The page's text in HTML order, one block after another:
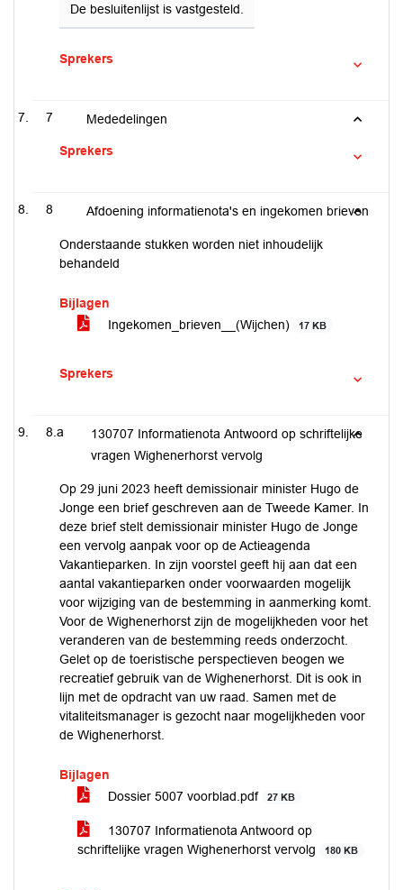
De besluitenlijst is vastgesteld.
Sprekers
7 Mededelingen
Sprekers
8 Afdoening informatienota's en ingekomen brieven
Onderstaande stukken worden niet inhoudelijk
behandeld
Bijlagen
Ingekomen_brieven__(Wijchen)
17 KB
Sprekers
8.a
130707 Informatienota Antwoord op schriftelijke
vragen Wighenerhorst vervolg
Op 29 juni 2023 heeft demissionair minister Hugo de
Jonge een brief geschreven aan de Tweede Kamer. In
deze brief stelt demissionair minister Hugo de Jonge
een vervolg aanpak voor op de Actieagenda
Vakantieparken. In zijn voorstel geeft hij aan dat een
aantal vakantieparken onder voorwaarden mogelijk
voor wijziging van de bestemming in aanmerking komt.
Voor de Wighenerhorst zijn de mogelijkheden voor het
veranderen van de bestemming reeds onderzocht.
Gelet op de toeristische perspectieven beogen we
recreatief gebruik van de Wighenerhorst. Dit is ook in
lijn met de opdracht van uw raad. Samen met de
vitaliteitsmanager is gezocht naar mogelijkheden voor
de Wighenerhorst.
Bijlagen
Dossier 5007 voorblad.pdf
27 KB
130707 Informatienota Antwoord op
schriftelijke vragen Wighenerhorst vervolg
180 KB